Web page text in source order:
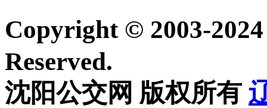
Copyright © 2003-
Reserved.
沈阳公交网 版权所有